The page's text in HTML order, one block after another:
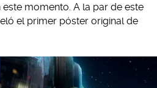
momento. A la par de este
el primer póster original de